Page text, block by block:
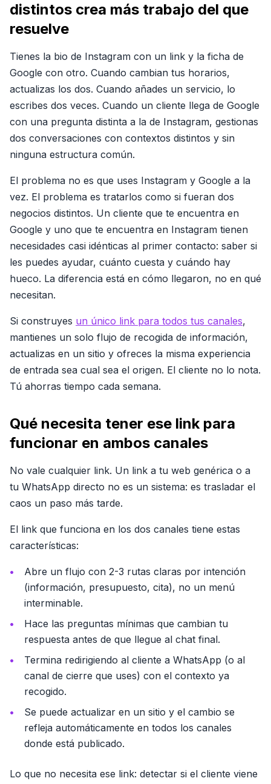
distintos crea más trabajo del que
resuelve
Tienes la bio de Instagram con un link y la ficha de
Google con otro. Cuando cambian tus horarios,
actualizas los dos. Cuando añades un servicio, lo
escribes dos veces. Cuando un cliente llega de Google
con una pregunta distinta a la de Instagram, gestionas
dos conversaciones con contextos distintos y sin
ninguna estructura común.
El problema no es que uses Instagram y Google a la
vez. El problema es tratarlos como si fueran dos
negocios distintos. Un cliente que te encuentra en
Google y uno que te encuentra en Instagram tienen
necesidades casi idénticas al primer contacto: saber si
les puedes ayudar, cuánto cuesta y cuándo hay
hueco. La diferencia está en cómo llegaron, no en qué
necesitan.
Si construyes un único link para todos tus canales,
mantienes un solo flujo de recogida de información,
actualizas en un sitio y ofreces la misma experiencia
de entrada sea cual sea el origen. El cliente no lo nota.
Tú ahorras tiempo cada semana.
Qué necesita tener ese link para
funcionar en ambos canales
No vale cualquier link. Un link a tu web genérica o a
tu WhatsApp directo no es un sistema: es trasladar el
caos un paso más tarde.
El link que funciona en los dos canales tiene estas
características:
Abre un flujo con 2-3 rutas claras por intención
(información, presupuesto, cita), no un menú
interminable.
Hace las preguntas mínimas que cambian tu
respuesta antes de que llegue al chat final.
Termina redirigiendo al cliente a WhatsApp (o al
canal de cierre que uses) con el contexto ya
recogido.
Se puede actualizar en un sitio y el cambio se
refleja automáticamente en todos los canales
donde está publicado.
Lo que no necesita ese link: detectar si el cliente viene